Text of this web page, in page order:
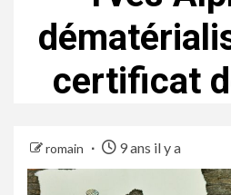
certificat
romain 9 ans il y a